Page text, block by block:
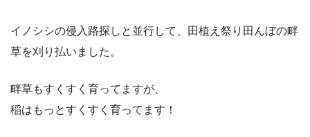
イノシシの侵入路探しと並行して、田植え祭り田んぼの畔
草を刈り払いました。
畔草もすくすく育ってますが、
稲はもっとすくすく育ってます！